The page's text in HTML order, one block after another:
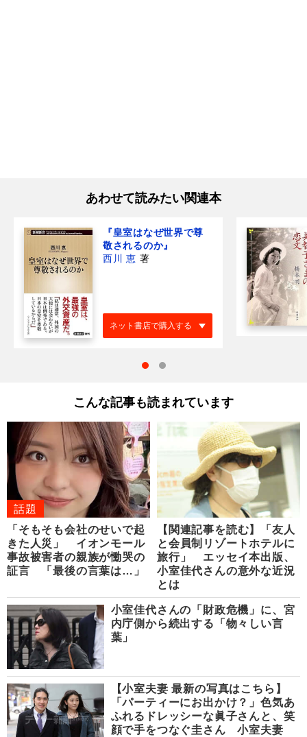
あわせて読みたい関連本
『皇室はなぜ世界で尊
敬されるのか』
西川 恵 著
ネット書店で購入する
こんな記事も読まれています
話題
「そもそも会社のせいで起
きた人災」 イオンモール
事故被害者の親族が慟哭の
証言 「最後の言葉は…」
【関連記事を読む】「友人
と会員制リゾートホテルに
旅行」 エッセイ本出版、
小室佳代さんの意外な近況
とは
小室佳代さんの「財政危機」に、宮
内庁側から続出する「物々しい言
葉」
【小室夫妻 最新の写真はこちら】
「パーティーにお出かけ？」色気あ
ふれるドレッシーな眞子さんと、笑
顔で手をつなぐ圭さん 小室夫妻